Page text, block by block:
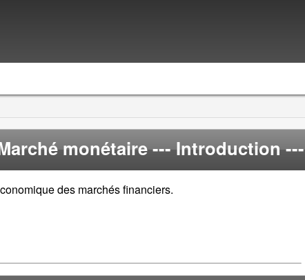
monétaire--- Introduction ---
des marchés financiers.